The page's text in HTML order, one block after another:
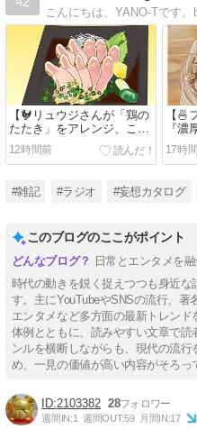
【🐓リュウジさんが「鶏の
たたき」をアレンジ、これ
旨すぎてサイコ〜😋】
YouTuberリュウジさんがア
レンジする『鶏のたた
き』、うますぎ〜⁉️≪めち
ゃ推しYouTube≫
12時間前
【🍜
『濃
濃厚
がメ
究家
とん
双ラ
17時
#雑記 #ラジオ #妄想カタログ
このブログのここがポイント
日常とエンタメを
時代の動きを鋭く捉えつつも身近
す。主にYouTubeやSNSの流行、著
エンタメなど多方面の最新トレン
体例とともに、読みやすい文章で
ンルを横断しながらも、現代の流
め、一見の価値が高い内容がそろっ
2103382 28
週間IN:1 週間OUT:59 月間IN:17